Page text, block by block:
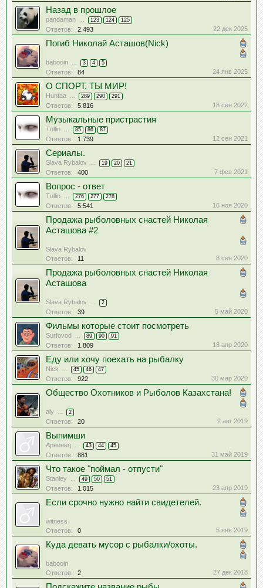
Назад в прошлое
pandaman ... 123 124 125
Ответов: 2.493 22 дек 2025
Погиб Николай Асташов(Nick)
babooin ... 3 4 5
Ответов: 84 24 янв 2025
О СПОРТ, ТЫ МИР!
Huntaa ... 289 290 291
Ответов: 5.816 18 сен 2022
Музыкальные пристрастия
Tullin ... 85 86 87
Ответов: 1.739 12 сен 2021
Сериалы.
Slava Rybalov ... 19 20 21
Ответов: 400 7 фев 2021
Вопрос - ответ
Tullin ... 276 277 278
Ответов: 5.541 16 ноя 2020
Продажа рыболовных снастей Николая
Асташова #2
Slava Rybalov
Ответов:
11 8 сен 2020
Продажа рыболовных снастей Николая
Асташова
Slava Rybalov ... 2
Ответов: 39 5 май 2020
Фильмы которые стоит посмотреть
Surfovod ... 89 90 91
Ответов: 1.809 18 апр 2020
Еду или хочу поехать на рыбалку
Nick ... 45 46 47
Ответов: 922 30 мар 2020
Общество Охотников и Рыболов Казахстана!
aly ... 2
Ответов: 20 2 авг 2019
Выпимши
Арнинец ... 43 44 45
Ответов: 881 31 май 2019
Что такое "поймал - отпусти"
Stanley ... 49 50 51
Ответов: 1.015 23 апр 2019
Если срочно нужно найти свидетелей.
witness
Ответов:
0 5 янв 2019
Куда девать мусор с рыбалки/охоты.
babooin
Ответов:
2 27 дек 2018